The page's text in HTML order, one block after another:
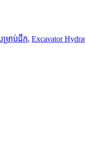
ម្រាប់ជីក, Excavator